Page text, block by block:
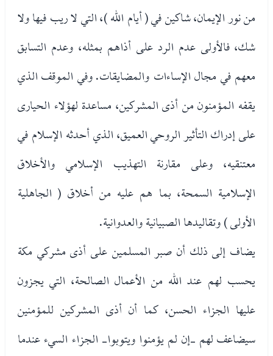
من نور الإيمان، شاكين في ( أيام الله )، التي لا ريب فيها ولا
شك، فالأولى عدم الرد على أذاهم بمثله، وعدم التسابق
معهم في مجال الإساءات والمضايقات. وفي الموقف الذي
يقفه المؤمنون من أذى المشركين، مساعدة لهؤلاء الحيارى
على إدراك التأثير الروحي العميق، الذي أحدثه الإسلام في
معتنقيه، وعلى مقارنة التهذيب الإسلامي والأخلاق
الإسلامية السمحة، بما هم عليه من أخلاق ( الجاهلية
الأولى ) وتقاليدها الصبيانية والعدوانية.
يضاف إلى ذلك أن صبر المسلمين على أذى مشركي مكة
يحسب لهم عند الله من الأعمال الصالحة، التي يجزون
عليها الجزاء الحسن، كما أن أذى المشركين للمؤمنين
سيضاعف لهم -إن لم يؤمنوا ويتوبوا- الجزاء السيء عندما